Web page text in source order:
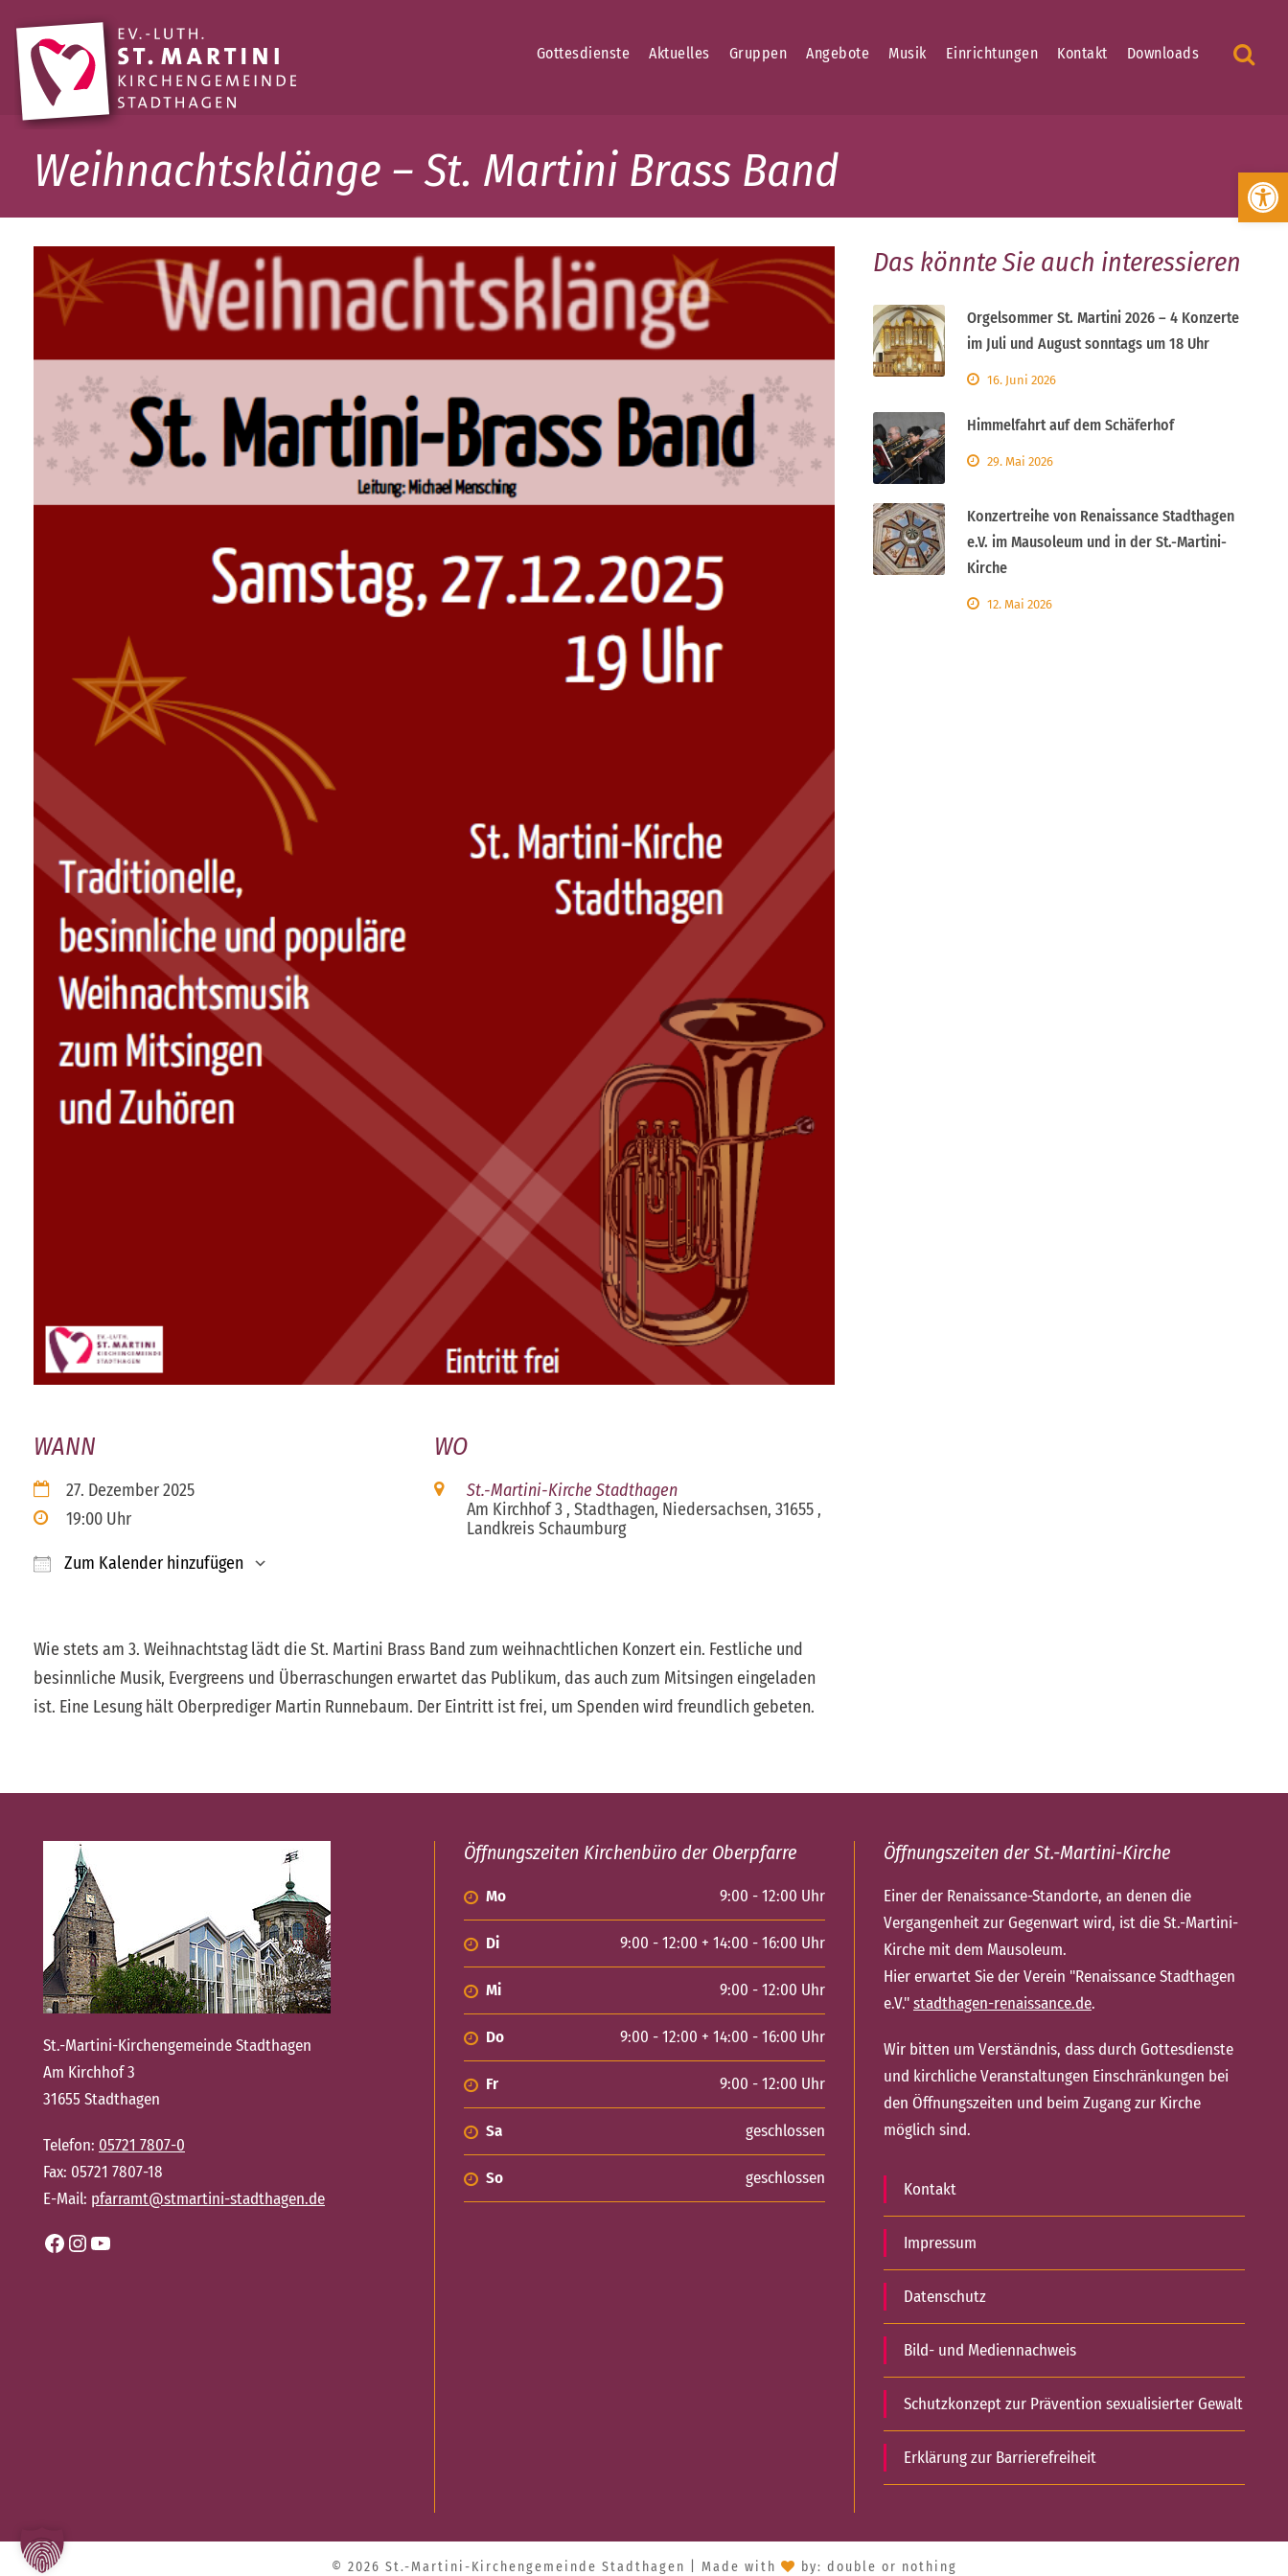
Werkzeugleiste öffnen
Gottesdienste Aktuelles Gruppen Angebote Musik Einrichtungen Kontakt Downloads
Weihnachtsklänge – St. Martini Brass Band
WANN
27. Dezember 2025
19:00 Uhr
Zum Kalender hinzufügen
WO
St.-Martini-Kirche Stadthagen
Am Kirchhof 3 , Stadthagen, Niedersachsen, 31655 ,
Landkreis Schaumburg
Wie stets am 3. Weihnachtstag lädt die St. Martini Brass Band zum weihnachtlichen Konzert ein. Festliche und
besinnliche Musik, Evergreens und Überraschungen erwartet das Publikum, das auch zum Mitsingen eingeladen
ist. Eine Lesung hält Oberprediger Martin Runnebaum. Der Eintritt ist frei, um Spenden wird freundlich gebeten.
Das könnte Sie auch interessieren
Orgelsommer St. Martini 2026 – 4 Konzerte
im Juli und August sonntags um 18 Uhr
16. Juni 2026
Himmelfahrt auf dem Schäferhof
29. Mai 2026
Konzertreihe von Renaissance Stadthagen
e.V. im Mausoleum und in der St.-Martini-
Kirche
12. Mai 2026
St.-Martini-Kirchengemeinde Stadthagen
Am Kirchhof 3
31655 Stadthagen
Telefon: 05721 7807-0
Fax: 05721 7807-18
E-Mail: pfarramt@stmartini-stadthagen.de
Facebook Instagram YouTube
Öffnungszeiten Kirchenbüro der Oberpfarre
Mo 9:00 - 12:00 Uhr
Di 9:00 - 12:00 + 14:00 - 16:00 Uhr
Mi 9:00 - 12:00 Uhr
Do 9:00 - 12:00 + 14:00 - 16:00 Uhr
Fr 9:00 - 12:00 Uhr
Sa geschlossen
So geschlossen
Öffnungszeiten der St.-Martini-Kirche
Einer der Renaissance-Standorte, an denen die
Vergangenheit zur Gegenwart wird, ist die St.-Martini-
Kirche mit dem Mausoleum.
Hier erwartet Sie der Verein "Renaissance Stadthagen
e.V."stadthagen-renaissance.de.
Wir bitten um Verständnis, dass durch Gottesdienste
und kirchliche Veranstaltungen Einschränkungen bei
den Öffnungszeiten und beim Zugang zur Kirche
möglich sind.
Kontakt
Impressum
Datenschutz
Bild- und Mediennachweis
Schutzkonzept zur Prävention sexualisierter Gewalt
Erklärung zur Barrierefreiheit
© 2026 St.-Martini-Kirchengemeinde Stadthagen | Made with by: double or nothing